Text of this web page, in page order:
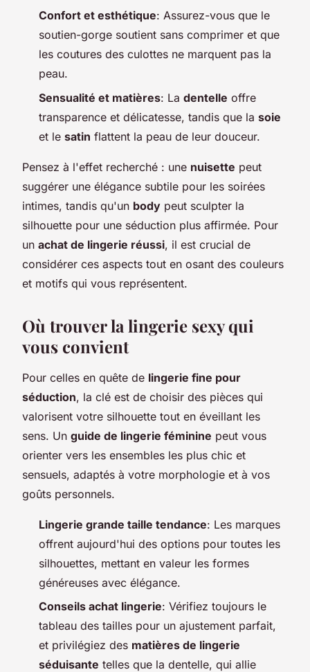
Confort et esthétique: Assurez-vous que le
soutien-gorge soutient sans comprimer et que
les coutures des culottes ne marquent pas la
peau.
Sensualité et matières: La dentelle offre
transparence et délicatesse, tandis que la soie
et le satin flattent la peau de leur douceur.
Pensez à l'effet recherché : une nuisette peut
suggérer une élégance subtile pour les soirées
intimes, tandis qu'un body peut sculpter la
silhouette pour une séduction plus affirmée. Pour
un achat de lingerie réussi, il est crucial de
considérer ces aspects tout en osant des couleurs
et motifs qui vous représentent.
Où trouver la lingerie sexy qui
vous convient
Pour celles en quête de lingerie fine pour
séduction, la clé est de choisir des pièces qui
valorisent votre silhouette tout en éveillant les
sens. Un guide de lingerie féminine peut vous
orienter vers les ensembles les plus chic et
sensuels, adaptés à votre morphologie et à vos
goûts personnels.
Lingerie grande taille tendance: Les marques
offrent aujourd'hui des options pour toutes les
silhouettes, mettant en valeur les formes
généreuses avec élégance.
Conseils achat lingerie: Vérifiez toujours le
tableau des tailles pour un ajustement parfait,
et privilégiez des matières de lingerie
séduisante telles que la dentelle, qui allie